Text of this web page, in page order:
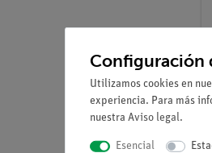
Configuración
Utilizamos cookies en
experiencia. Para más
nuestra Aviso legal.
Esencial